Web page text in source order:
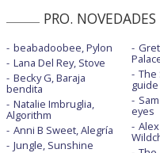
PRO. NOVEDADES
beabadoobee, Pylon
Lana Del Rey, Stove
Becky G, Baraja
bendita
Natalie Imbruglia,
Algorithm
Anni B Sweet, Alegría
Jungle, Sunshine
The
eyes